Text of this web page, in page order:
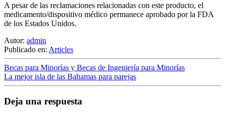
A pesar de las reclamaciones relacionadas con este producto, el
medicamento/dispositivo médico permanece aprobado por la FDA
de los Estados Unidos.
Autor: admin
Publicado en: Articles
Becas para Minorías y Becas de Ingeniería para Minorías
La mejor isla de las Bahamas para parejas
Deja una respuesta